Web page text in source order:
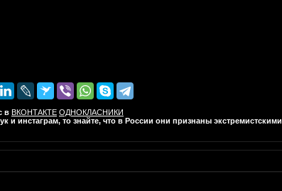
в ВКОНТАКТЕ ОДНОКЛАСНИКИ
инстаграм, то знайте, что в России они признаны экстремистскими